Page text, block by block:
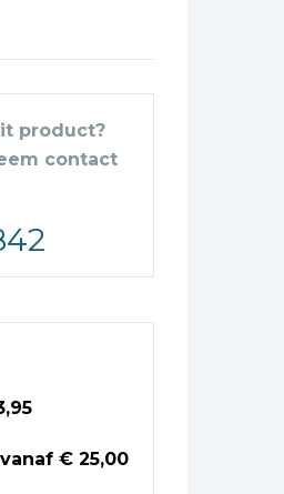
product?
contact
€ 25,00